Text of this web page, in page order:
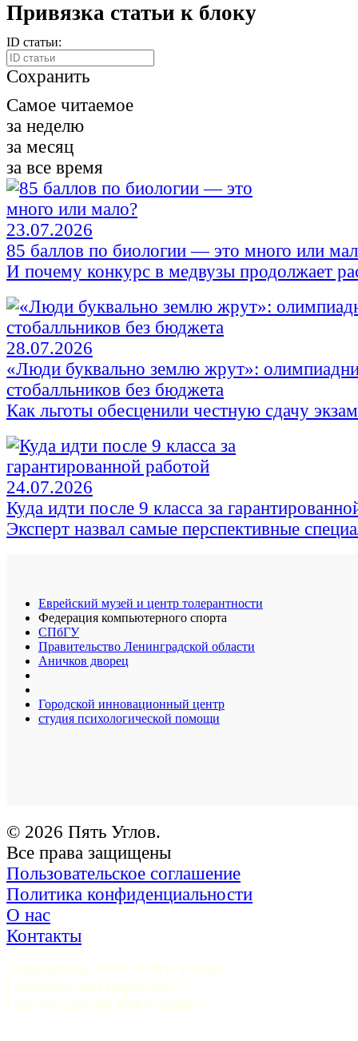
Привязка статьи к блоку
ID статьи:
Сохранить
Самое читаемое
за неделю
за месяц
за все время
23.07.2026
85 баллов по биологии — это много или
И почему конкурс в медвузы продолжает
28.07.2026
«Люди буквально землю жрут»:
стобалльников без бюджета
Как льготы обесценили честную сдачу
24.07.2026
Куда идти после 9 класса за
Эксперт назвал самые перспективные
Еврейский музей и центр толерантности
Федерация компьютерного спорта
СПбГУ
Правительство Ленинградской области
Аничков дворец
Городской инновационный центр
студия психологической помощи
© 2026 Пять Углов.
Все права защищены
Пользовательское соглашение
Политика конфиденциальности
О нас
Контакты
Учредитель ООО «Пять углов».
Генеральный директор —
Грачев Сергей Викторович